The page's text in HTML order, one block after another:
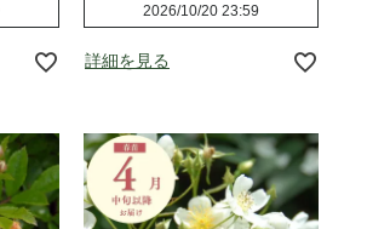
2026/10/20 23:59
詳細を見る